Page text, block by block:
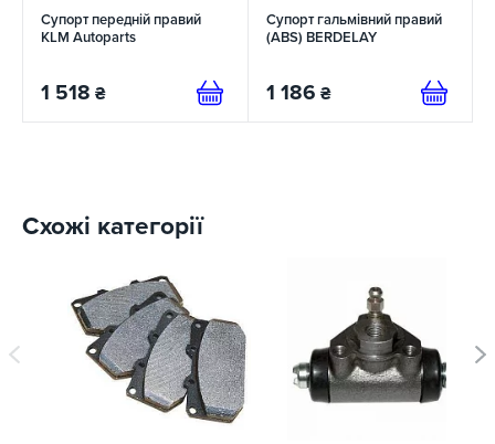
Супорт передній правий
KLM Autoparts
1 518 ₴
Супорт гальмівний правий
(ABS) BERDELAY
1 186 ₴
Схожі категорії